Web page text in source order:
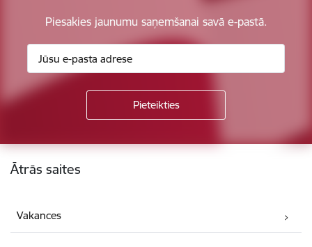
Piesakies jaunumu saņemšanai savā e-pastā.
Kājene
Ātrās saites
Vakances